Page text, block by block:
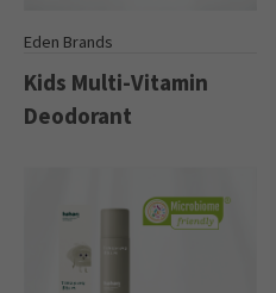
Eden Brands
Kids Multi-Vitamin
Deodorant